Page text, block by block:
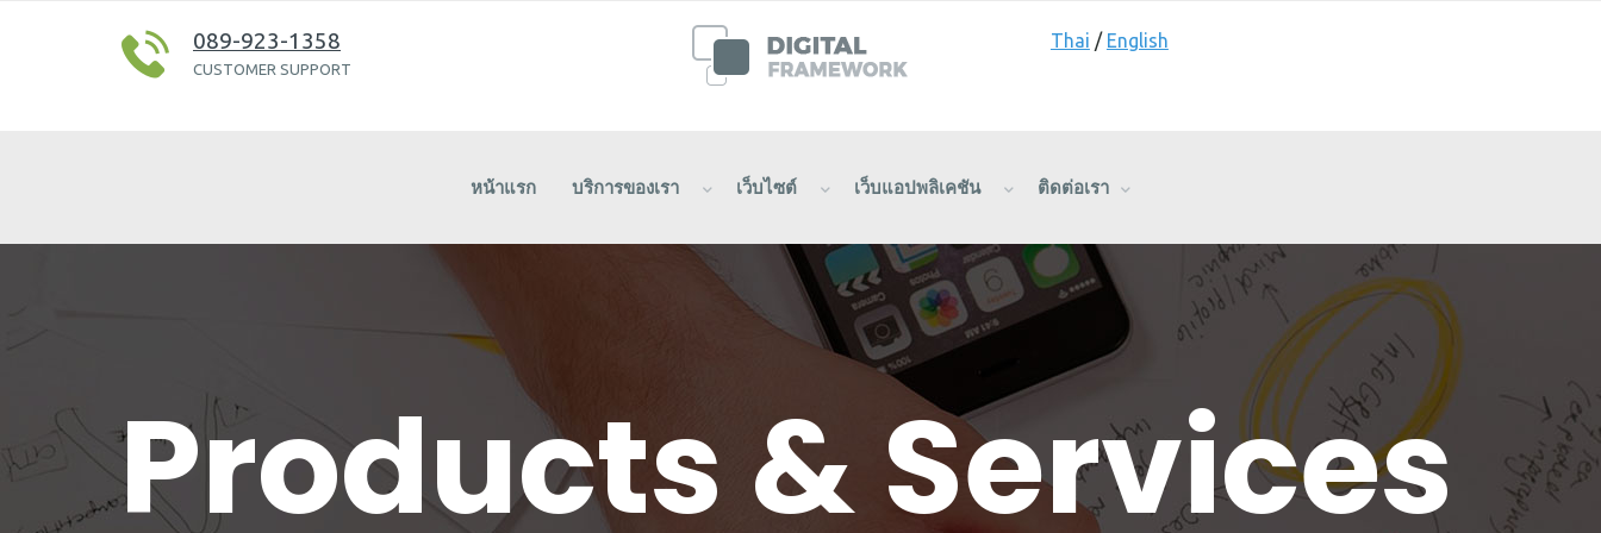
089-923-1358
CUSTOMER SUPPORT
Thai / English
หน้าแรก บริการของเรา เว็บไซต์ เว็บแอปพลิเคชัน ติดต่อเรา
Products & Services